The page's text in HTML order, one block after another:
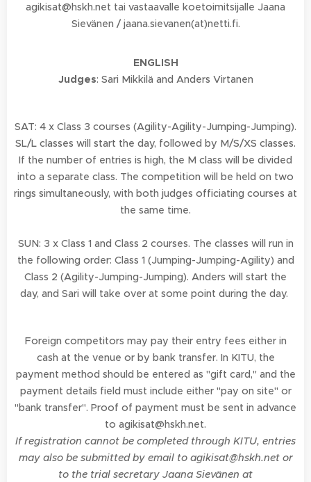
agikisat@hskh.net tai vastaavalle koetoimitsijalle Jaana
Sievänen / jaana.sievanen(at)netti.fi.
ENGLISH
Judges: Sari Mikkilä and Anders Virtanen
SAT: 4 x Class 3 courses (Agility-Agility-Jumping-Jumping).
SL/L classes will start the day, followed by M/S/XS classes.
If the number of entries is high, the M class will be divided
into a separate class. The competition will be held on two
rings simultaneously, with both judges officiating courses at
the same time.
SUN: 3 x Class 1 and Class 2 courses. The classes will run in
the following order: Class 1 (Jumping-Jumping-Agility) and
Class 2 (Agility-Jumping-Jumping). Anders will start the
day, and Sari will take over at some point during the day.
Foreign competitors may pay their entry fees either in
cash at the venue or by bank transfer. In KITU, the
payment method should be entered as "gift card," and the
payment details field must include either "pay on site" or
"bank transfer". Proof of payment must be sent in advance
to agikisat@hskh.net.
If registration cannot be completed through KITU, entries
may also be submitted by email to agikisat@hskh.net or
to the trial secretary Jaana Sievänen at